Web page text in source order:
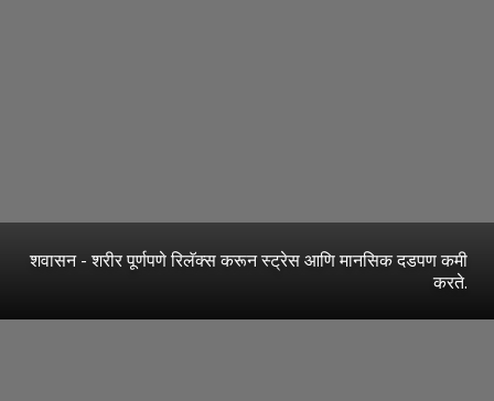
शवासन - शरीर पूर्णपणे रिलॅक्स करून स्ट्रेस आणि मानसिक दडपण कमी
करते.